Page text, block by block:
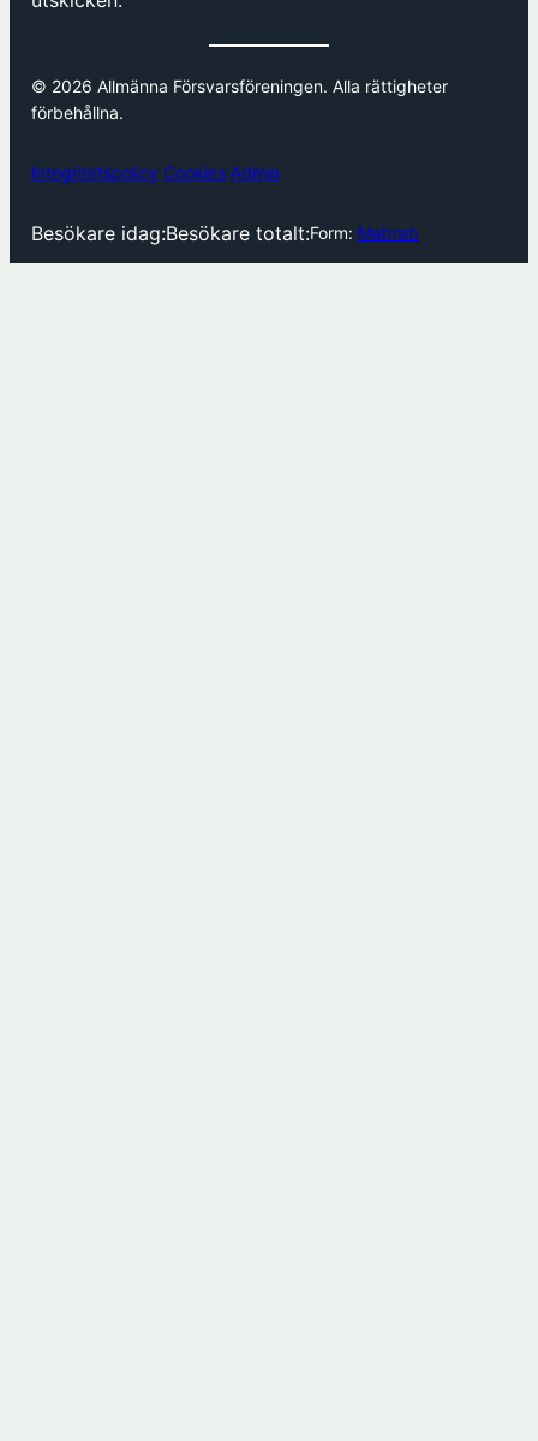
© 2026 Allmänna Försvarsföreningen. Alla rättigheter
förbehållna.
Integritetspolicy Cookies Admin
Besökare idag:Besökare totalt:Form: Mabrab